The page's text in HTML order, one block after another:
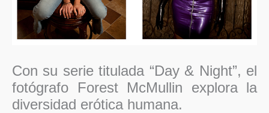
Con su serie titulada “Day & Night”, el
fotógrafo Forest McMullin explora la
diversidad erótica humana.